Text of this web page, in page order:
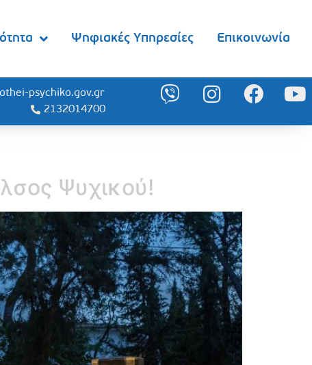
Ψηφιακές Υπηρεσίες Επικοινωνία
psychiko.gov.gr
2132014700
Ψυχικού!